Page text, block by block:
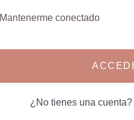
Mantenerme conectado
¿No tienes una cuenta?